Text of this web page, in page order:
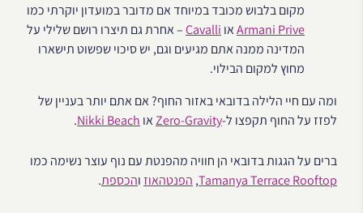
מקום בלבוש מכובד במיוחד אם מדובר במועדון יוקרתי כמו
Armani Priveאו Cavalli– אחרת גם תיצרו רושם שלילי על
המדינה ממנה אתם מגיעים וגם, יש סיכוי שפשוט תישארו
מחוץ למקום הבילוי.
ומה עם חיי הלילה בדובאי באזור החוף? אם אתם יותר בעניין של
לפזז על החוף תקפצו ל-Zero-Gravityאו Nikki Beach
.
ברים על הגגות בדובאי הן חוויה מהפנטת עם נוף עוצר נשימה כמו
Tamanya Terrace Rooftop
, הפנטהאוזוהכספת.